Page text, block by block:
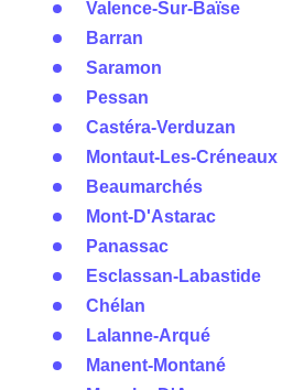
Valence-Sur-Baïse
Barran
Saramon
Pessan
Castéra-Verduzan
Montaut-Les-Créneaux
Beaumarchés
Mont-D'Astarac
Panassac
Esclassan-Labastide
Chélan
Lalanne-Arqué
Manent-Montané